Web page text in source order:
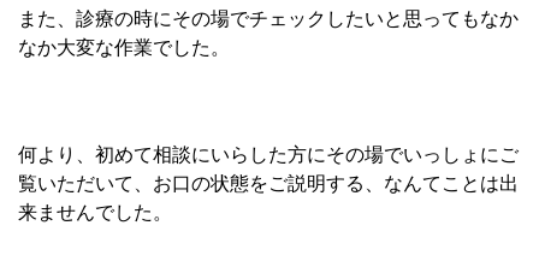
また、診療の時にその場でチェックしたいと思ってもなか
なか大変な作業でした。
何より、初めて相談にいらした方にその場でいっしょにご
覧いただいて、お口の状態をご説明する、なんてことは出
来ませんでした。